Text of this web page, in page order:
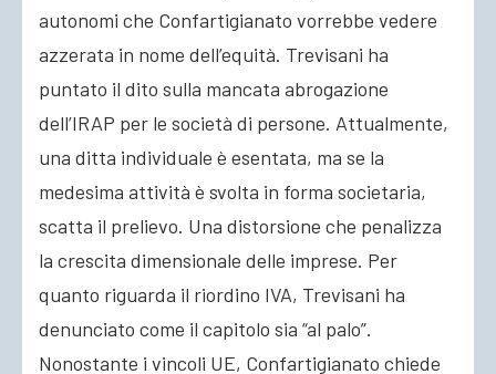
autonomi che Confartigianato vorrebbe vedere
azzerata in nome dell’equità. Trevisani ha
puntato il dito sulla mancata abrogazione
dell’IRAP per le società di persone. Attualmente,
una ditta individuale è esentata, ma se la
medesima attività è svolta in forma societaria,
scatta il prelievo. Una distorsione che penalizza
la crescita dimensionale delle imprese. Per
quanto riguarda il riordino IVA, Trevisani ha
denunciato come il capitolo sia “al palo”.
Nonostante i vincoli UE, Confartigianato chiede